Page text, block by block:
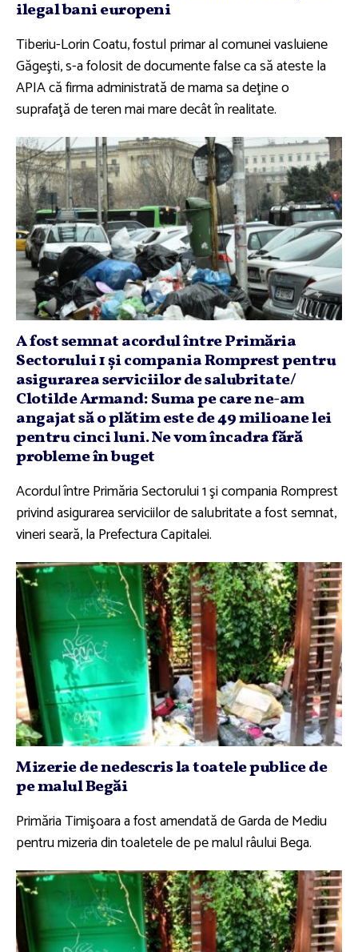
ilegal bani europeni
Tiberiu-Lorin Coatu, fostul primar al comunei vasluiene
Găgeşti, s-a folosit de documente false ca să ateste la
APIA că firma administrată de mama sa deţine o
suprafaţă de teren mai mare decât în realitate.
A fost semnat acordul între Primăria
Sectorului 1 şi compania Romprest pentru
asigurarea serviciilor de salubritate/
Clotilde Armand: Suma pe care ne-am
angajat să o plătim este de 49 milioane lei
pentru cinci luni. Ne vom încadra fără
probleme în buget
Acordul între Primăria Sectorului 1 şi compania Romprest
privind asigurarea serviciilor de salubritate a fost semnat,
vineri seară, la Prefectura Capitalei.
Mizerie de nedescris la toatele publice de
pe malul Begăi
Primăria Timişoara a fost amendată de Garda de Mediu
pentru mizeria din toaletele de pe malul râului Bega.